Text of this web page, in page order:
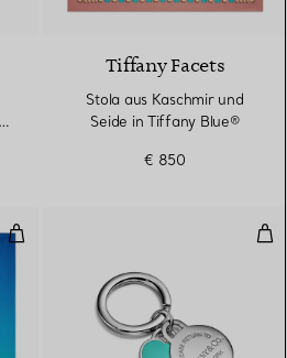
3 Farben
Tiffany Facets
Stola aus Kaschmir und
Seide in Tiffany Blue®
€ 850
Stola mit tanzenden T-Motiven